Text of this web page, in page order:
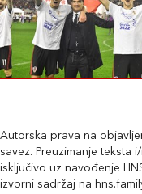
Autorska prava na
savez. Preuzimanje teksta
isključivo uz navođenje
izvorni sadržaj na